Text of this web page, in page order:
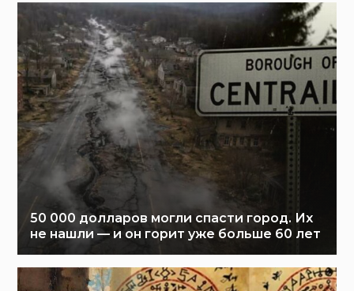
50 000 долларов могли спасти город. Их
не нашли — и он горит уже больше 60 лет